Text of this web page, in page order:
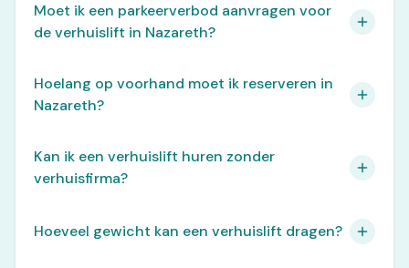
Moet ik een parkeerverbod aanvragen voor
de verhuislift in Nazareth?
Hoelang op voorhand moet ik reserveren in
Nazareth?
Kan ik een verhuislift huren zonder
verhuisfirma?
Hoeveel gewicht kan een verhuislift dragen?